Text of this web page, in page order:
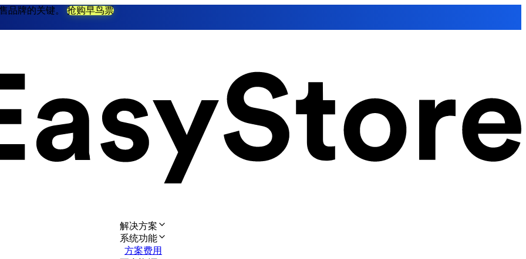
品牌的关键。 抢购早鸟票
解决方案
系统功能
方案费用